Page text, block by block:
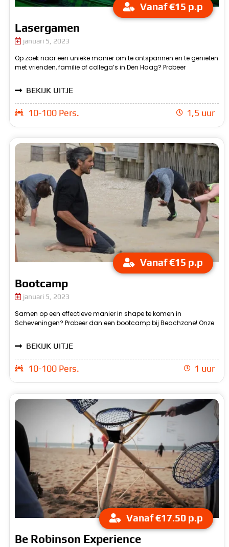
Vanaf €15 p.p
Lasergamen
januari 5, 2023
Op zoek naar een unieke manier om te ontspannen en te genieten
met vrienden, familie of collega’s in Den Haag? Probeer
lasergamen bij Beachzone! Onze professioneel uitgeruste
lasergame-arenas bieden een realistische setting voor een
BEKIJK UITJE
10-100 Pers. 1,5 uur
Vanaf €15 p.p
Bootcamp
januari 5, 2023
Samen op een effectieve manier in shape te komen in
Scheveningen? Probeer dan een bootcamp bij Beachzone! Onze
professionele trainers leiden je door een uitdagend en
afwisselend programma van krachtoefeningen en cardio-
BEKIJK UITJE
10-100 Pers. 1 uur
Vanaf €17.50 p.p
Be Robinson Experience